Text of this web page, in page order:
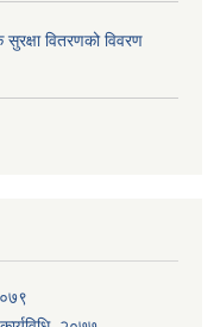
वितरणको विवरण